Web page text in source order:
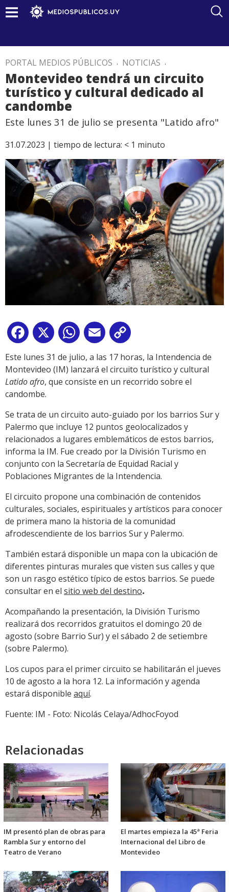
PORTAL MEDIOS PÚBLICOS . NOTICIAS .
Montevideo tendrá un circuito
turístico y cultural dedicado al
candombe
Este lunes 31 de julio se presenta "Latido afro"
31.07.2023 | tiempo de lectura: < 1 minuto
Facebook
X WhatsApp
Email
Link
Este lunes 31 de julio, a las 17 horas, la Intendencia de
Montevideo (IM) lanzará el circuito turístico y cultural
Latido afro, que consiste en un recorrido sobre el
candombe.
Se trata de un circuito auto-guiado por los barrios Sur y
Palermo que incluye 12 puntos geolocalizados y
relacionados a lugares emblemáticos de estos barrios,
informa la IM. Fue creado por la División Turismo en
conjunto con la Secretaría de Equidad Racial y
Poblaciones Migrantes de la Intendencia.
El circuito propone una combinación de contenidos
culturales, sociales, espirituales y artísticos para conocer
de primera mano la historia de la comunidad
afrodescendiente de los barrios Sur y Palermo.
También estará disponible un mapa con la ubicación de
diferentes pinturas murales que visten sus calles y que
son un rasgo estético típico de estos barrios. Se puede
consultar en el sitio web del destino.
Acompañando la presentación, la División Turismo
realizará dos recorridos gratuitos el domingo 20 de
agosto (sobre Barrio Sur) y el sábado 2 de setiembre
(sobre Palermo).
Los cupos para el primer circuito se habilitarán el jueves
10 de agosto a la hora 12. La información y agenda
estará disponible aquí.
Fuente: IM - Foto: Nicolás Celaya/AdhocFoyod
Relacionadas
IM presentó plan de obras para
Rambla Sur y entorno del
Teatro de Verano
El martes empieza la 45ª Feria
Internacional del Libro de
Montevideo